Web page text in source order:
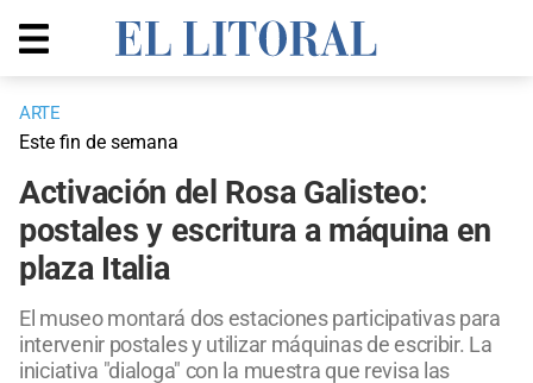
ARTE
Este fin de semana
Activación del Rosa Galisteo:
postales y escritura a máquina en
plaza Italia
El museo montará dos estaciones participativas para
intervenir postales y utilizar máquinas de escribir. La
iniciativa "dialoga" con la muestra que revisa las